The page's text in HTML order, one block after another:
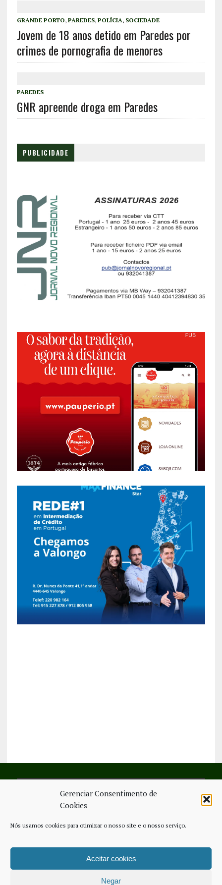
Gerenciar Consentimento de
Cookies
Nós usamos cookies para otimizar o nosso site e o nosso serviço.
Aceitar cookies
Negar
GRANDE PORTO, PAREDES, POLÍCIA, SOCIEDADE
Jovem de 18 anos detido em Paredes por
crimes de pornografia de menores
PAREDES
GNR apreende droga em Paredes
PUBLICIDADE
SIGA-NOS NO FACEBOOK
ESTATUTO EDITORIAL
CONTACTE-NOS